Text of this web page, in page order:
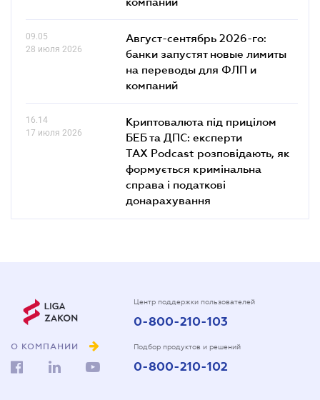
09.05
28 июля 2026
Август-сентябрь 2026-го:
банки запустят новые лимиты
на переводы для ФЛП и
компаний
16.14
17 июля 2026
Криптовалюта під прицілом
БЕБ та ДПС: експерти
TAX Podcast розповідають, як
формується кримінальна
справа і податкові
донарахування
О КОМПАНИИ
Центр поддержки пользователей
0-800-210-103
Подбор продуктов и решений
0-800-210-102